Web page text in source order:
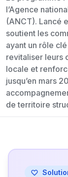
l’Agence
(ANCT). Lancé
soutient les
ayant un rôle
revitaliser leurs
locale et
jusqu’en mars
de territoire